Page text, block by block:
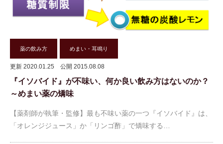
薬の飲み方 めまい・耳鳴り
更新 2020.01.25 公開 2015.08.08
『イソバイド』が不味い、何か良い飲み方はないのか？
～めまい薬の矯味
【薬剤師が執筆・監修】最も不味い薬の一つ『イソバイド』は、
「オレンジジュース」か「リンゴ酢」で矯味する…